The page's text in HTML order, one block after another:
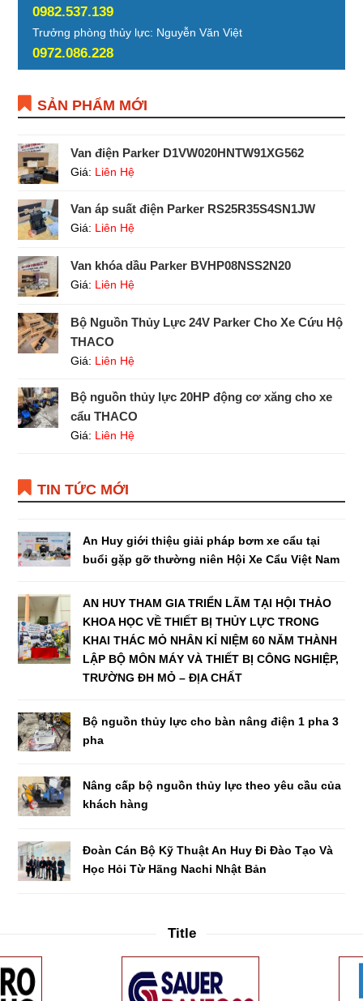
0982.537.139
Trưởng phòng thủy lực: Nguyễn Văn Việt
0972.086.228
SẢN PHẨM MỚI
Van điện Parker D1VW020HNTW91XG562
Giá: Liên Hệ
Van áp suất điện Parker RS25R35S4SN1JW
Giá: Liên Hệ
Van khóa dầu Parker BVHP08NSS2N20
Giá: Liên Hệ
Bộ Nguồn Thủy Lực 24V Parker Cho Xe Cứu Hộ
THACO
Giá: Liên Hệ
Bộ nguồn thủy lực 20HP động cơ xăng cho xe
cẩu THACO
Giá: Liên Hệ
TIN TỨC MỚI
An Huy giới thiệu giải pháp bơm xe cẩu tại
buổi gặp gỡ thường niên Hội Xe Cẩu Việt Nam
AN HUY THAM GIA TRIỂN LÃM TẠI HỘI THẢO
KHOA HỌC VỀ THIẾT BỊ THỦY LỰC TRONG
KHAI THÁC MỎ NHÂN KỈ NIỆM 60 NĂM THÀNH
LẬP BỘ MÔN MÁY VÀ THIẾT BỊ CÔNG NGHIỆP,
TRƯỜNG ĐH MỎ – ĐỊA CHẤT
Bộ nguồn thủy lực cho bàn nâng điện 1 pha 3
pha
Nâng cấp bộ nguồn thủy lực theo yêu cầu của
khách hàng
Đoàn Cán Bộ Kỹ Thuật An Huy Đi Đào Tạo Và
Học Hỏi Từ Hãng Nachi Nhật Bản
Title